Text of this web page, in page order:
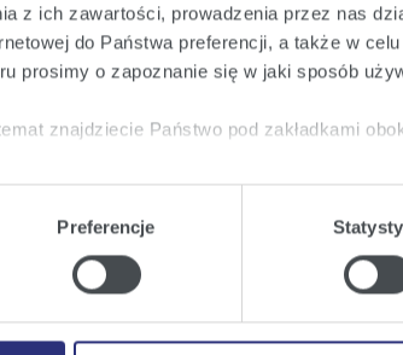
z ich zawartości, prowadzenia przez nas
do Państwa preferencji, a także w
prosimy o zapoznanie się w jaki sposób
znajdziecie Państwo pod zakładkami
wyrażają Państwo zgodę na umieszczenie
Państwo wybrać jakie rodzaje plików
Preferencje